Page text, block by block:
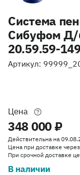
Система
Сибуфом Д/
20.59.59-
Артикул:
Цена
348 000 ₽
Действительна на
Цена при доставке
При срочной доставке
В наличии